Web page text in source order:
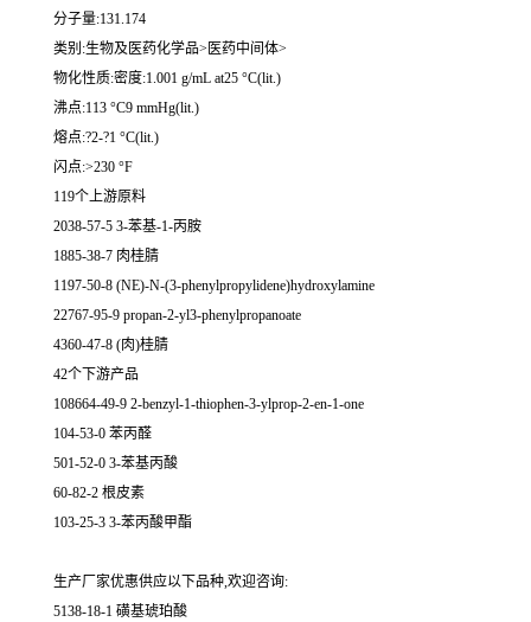
分子量:131.174
类别:生物及医药化学品>医药中间体>
物化性质:密度:1.001 g/mL at25 °C(lit.)
沸点:113 °C9 mmHg(lit.)
熔点:?2-?1 °C(lit.)
闪点:>230 °F
119个上游原料
2038-57-5 3-苯基-1-丙胺
1885-38-7 肉桂腈
1197-50-8 (NE)-N-(3-phenylpropylidene)hydroxylamine
22767-95-9 propan-2-yl3-phenylpropanoate
4360-47-8 (肉)桂腈
42个下游产品
108664-49-9 2-benzyl-1-thiophen-3-ylprop-2-en-1-one
104-53-0 苯丙醛
501-52-0 3-苯基丙酸
60-82-2 根皮素
103-25-3 3-苯丙酸甲酯
生产厂家优惠供应以下品种,欢迎咨询:
5138-18-1 磺基琥珀酸